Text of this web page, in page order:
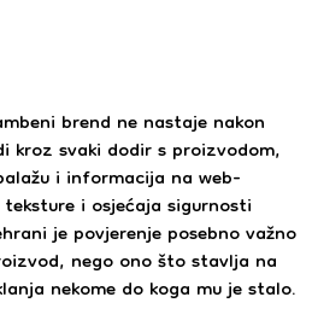
brend ne nastaje nakon
kroz svaki dodir s proizvodom,
i informacija na web-
i osjećaja sigurnosti
je povjerenje posebno važno
nego ono što stavlja na
nekome do koga mu je stalo.